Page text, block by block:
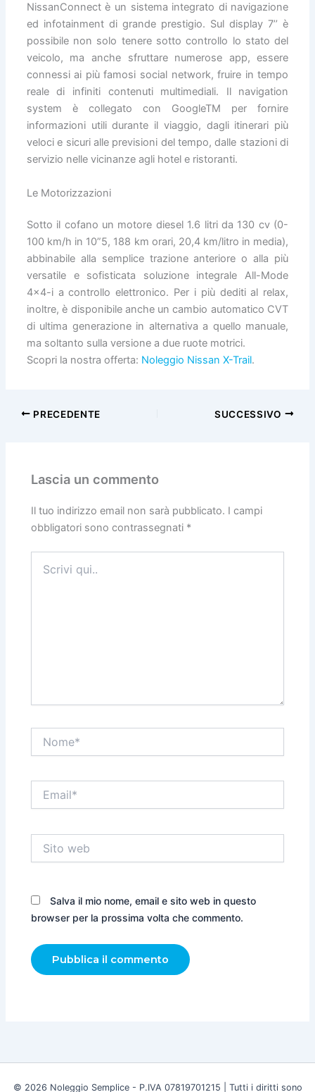
NissanConnect è un sistema integrato di navigazione
ed infotainment di grande prestigio. Sul display 7’’ è
possibile non solo tenere sotto controllo lo stato del
veicolo, ma anche sfruttare numerose app, essere
connessi ai più famosi social network, fruire in tempo
reale di infiniti contenuti multimediali. Il navigation
system è collegato con GoogleTM per fornire
informazioni utili durante il viaggio, dagli itinerari più
veloci e sicuri alle previsioni del tempo, dalle stazioni di
servizio nelle vicinanze agli hotel e ristoranti.
Le Motorizzazioni
Sotto il cofano un motore diesel 1.6 litri da 130 cv (0-
100 km/h in 10”5, 188 km orari, 20,4 km/litro in media),
abbinabile alla semplice trazione anteriore o alla più
versatile e sofisticata soluzione integrale All-Mode
4×4-i a controllo elettronico. Per i più dediti al relax,
inoltre, è disponibile anche un cambio automatico CVT
di ultima generazione in alternativa a quello manuale,
ma soltanto sulla versione a due ruote motrici.
Scopri la nostra offerta: Noleggio Nissan X-Trail.
PRECEDENTE SUCCESSIVO
Lascia un commento
Il tuo indirizzo email non sarà pubblicato. I campi
obbligatori sono contrassegnati *
qui..
web
Salva il mio nome, email e sito web in questo
browser per la prossima volta che commento.
© 2026 Noleggio Semplice - P.IVA 07819701215 | Tutti i diritti sono